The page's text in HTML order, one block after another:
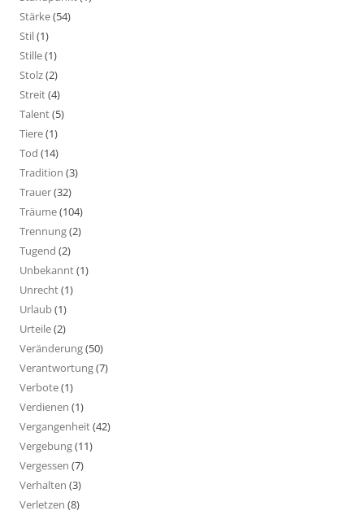
Stärke(54)
Stil(1)
Stille(1)
Stolz(2)
Streit(4)
Talent(5)
Tiere(1)
Tod (14)
Tradition (3)
Trauer(32)
Träume(104)
Trennung(2)
Tugend (2)
Unbekannt(1)
Unrecht(1)
Urlaub(1)
Urteile(2)
Veränderung(50)
Verantwortung(7)
Verbote(1)
Verdienen (1)
Vergangenheit(42)
Vergebung(11)
Vergessen (7)
Verhalten (3)
Verletzen (8)